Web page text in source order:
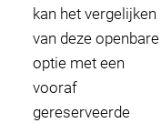
kan het vergelijken
van deze openbare
optie met een
vooraf
gereserveerde